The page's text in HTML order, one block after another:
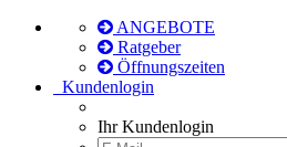
ANGEBOTE
Ratgeber
Öffnungszeiten
Kundenlogin
Ihr Kundenlogin